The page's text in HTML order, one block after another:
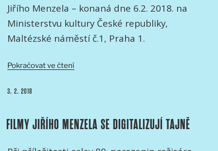
Jiřího Menzela – konaná dne 6.2. 2018. na
Ministerstvu kultury České republiky,
Maltézské náměstí č.1, Praha 1.
Pokračovat ve čtení„Zpráva
interpelace
Gazdíka
PUBLIKOVÁNO
3. 2. 2018
FILMY JIŘÍHO MENZELA SE DIGITALIZUJÍ TAJNĚ